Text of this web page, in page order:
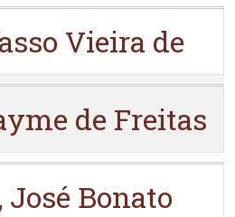
Vieira de
de Freitas
José Bonato